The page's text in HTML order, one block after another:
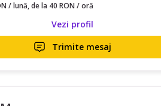
/ lună, de la 40 RON / oră
Vezi profil
Trimite mesaj